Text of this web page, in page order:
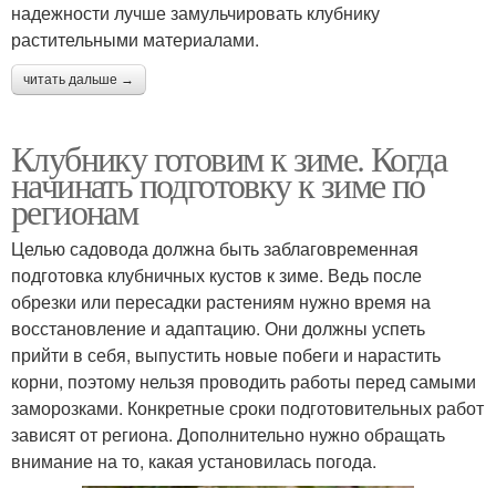
надежности лучше замульчировать клубнику
растительными материалами.
читать дальше →
Клубнику готовим к зиме. Когда
начинать подготовку к зиме по
регионам
Целью садовода должна быть заблаговременная
подготовка клубничных кустов к зиме. Ведь после
обрезки или пересадки растениям нужно время на
восстановление и адаптацию. Они должны успеть
прийти в себя, выпустить новые побеги и нарастить
корни, поэтому нельзя проводить работы перед самыми
заморозками. Конкретные сроки подготовительных работ
зависят от региона. Дополнительно нужно обращать
внимание на то, какая установилась погода.